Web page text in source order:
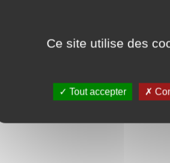
Ce site utilise des
Tout accepter
offres similaires au bien proposé.